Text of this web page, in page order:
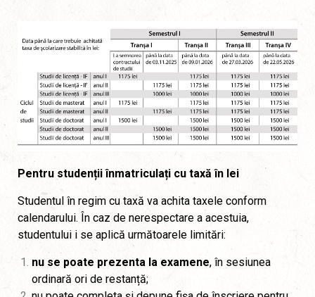
Pentru studenții înmatriculați cu taxă în lei
Studentul în regim cu taxă va achita taxele conform
calendarului. În caz de nerespectare a acestuia,
studentului i se aplică următoarele limitări:
nu se poate prezenta la examene, în sesiunea
ordinară ori de restanță;